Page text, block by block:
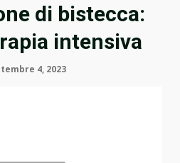
di bistecca:
intensiva
4, 2023